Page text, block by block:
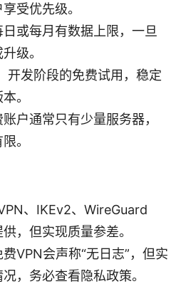
受优先级。
或每月有数据上限，一旦
级。
开发阶段的免费试用，稳定
。
户通常只有少量服务器，
。
、IKEv2、WireGuard
，但实现质量参差。
VPN会声称“无日志”，但实
，务必查看隐私政策。